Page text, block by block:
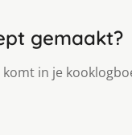
gemaakt?
in je